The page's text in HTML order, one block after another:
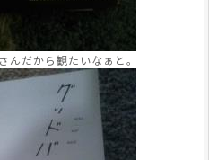
んだから観たいなぁと。